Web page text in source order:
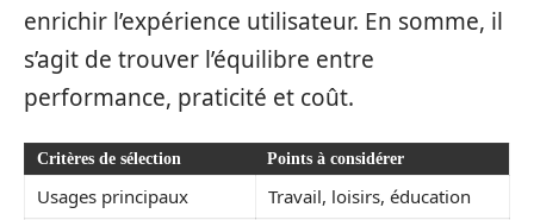
enrichir l’expérience utilisateur. En somme, il
s’agit de trouver l’équilibre entre
performance, praticité et coût.
Critères de sélection Points à considérer
Usages principaux
Travail, loisirs, éducation